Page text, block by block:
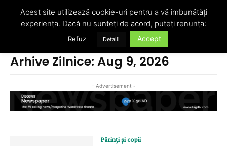
Arhive Zilnice: Aug 9, 2026
- Advertisement -
Părinți și copii
Acest site utilizează cookie-uri pentru a vă îmbunătăți
experiența. Dacă nu sunteți de acord, puteți renunța:
Refuz Detalii Accept